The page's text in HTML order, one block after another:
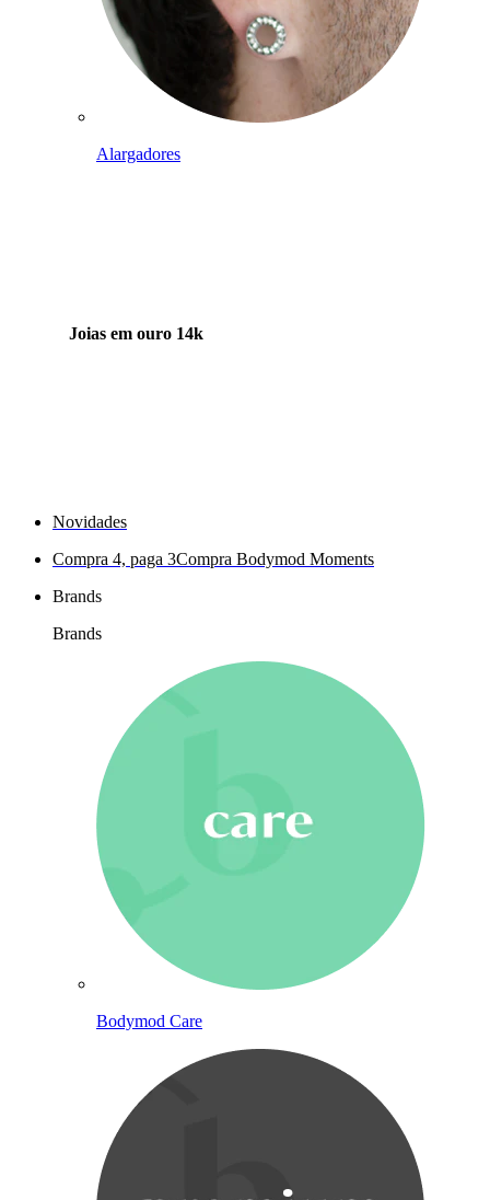
Alargadores
Joias em ouro 14k
Novidades
Compra 4, paga 3Compra Bodymod Moments
Brands
Brands
Bodymod Care